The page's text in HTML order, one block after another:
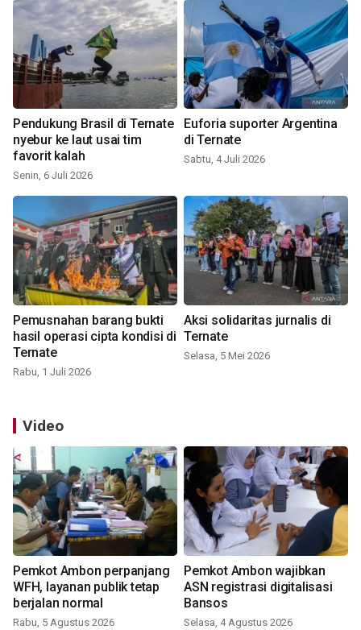
Pendukung Brasil di Ternate
nyebur ke laut usai tim
favorit kalah
Senin, 6 Juli 2026
Euforia suporter Argentina
di Ternate
Sabtu, 4 Juli 2026
Pemusnahan barang bukti
hasil operasi cipta kondisi di
Ternate
Rabu, 1 Juli 2026
Aksi solidaritas jurnalis di
Ternate
Selasa, 5 Mei 2026
Video
Pemkot Ambon perpanjang
WFH, layanan publik tetap
berjalan normal
Rabu, 5 Agustus 2026
Pemkot Ambon wajibkan
ASN registrasi digitalisasi
Bansos
Selasa, 4 Agustus 2026